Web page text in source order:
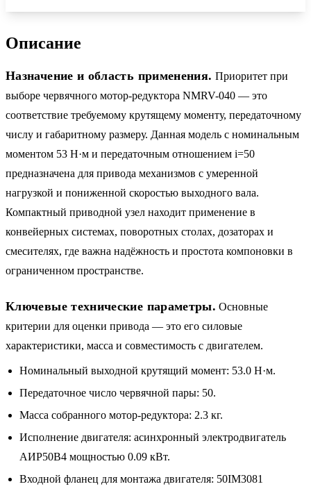
Описание
Назначение и область применения. Приоритет при
выборе червячного мотор-редуктора NMRV-040 — это
соответствие требуемому крутящему моменту, передаточному
числу и габаритному размеру. Данная модель с номинальным
моментом 53 Н·м и передаточным отношением i=50
предназначена для привода механизмов с умеренной
нагрузкой и пониженной скоростью выходного вала.
Компактный приводной узел находит применение в
конвейерных системах, поворотных столах, дозаторах и
смесителях, где важна надёжность и простота компоновки в
ограниченном пространстве.
Ключевые технические параметры. Основные
критерии для оценки привода — это его силовые
характеристики, масса и совместимость с двигателем.
Номинальный выходной крутящий момент: 53.0 Н·м.
Передаточное число червячной пары: 50.
Масса собранного мотор-редуктора: 2.3 кг.
Исполнение двигателя: асинхронный электродвигатель
АИР50B4 мощностью 0.09 кВт.
Входной фланец для монтажа двигателя: 50IM3081